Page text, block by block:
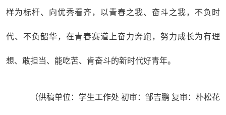
样为标杆、向优秀看齐，以青春之我、奋斗之我，不负时
代、不负韶华，在青春赛道上奋力奔跑，努力成长为有理
想、敢担当、能吃苦、肯奋斗的新时代好青年。
（供稿单位：学生工作处 初审：邹吉鹏 复审：朴松花